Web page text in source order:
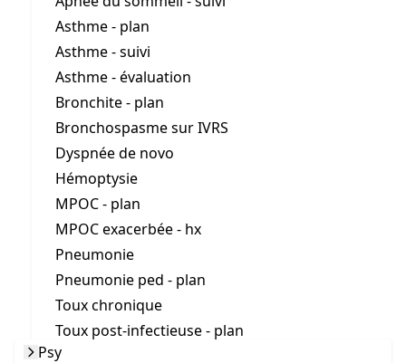
Asthme - plan
Asthme - suivi
Asthme - évaluation
Bronchite - plan
Bronchospasme sur IVRS
Dyspnée de novo
Hémoptysie
MPOC - plan
MPOC exacerbée - hx
Pneumonie
Pneumonie ped - plan
Toux chronique
Toux post-infectieuse - plan
Psy